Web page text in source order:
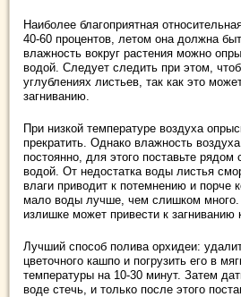
Наиболее благоприятная
40-60 процентов, летом она должна
влажность вокруг растения можно
водой. Следует следить при этом,
углублениях листьев, так как это
загниванию.
При низкой температуре воздуха
прекратить. Однако влажность
постоянно, для этого поставьте рядом
водой. От недостатка воды листья
влаги приводит к потемнению и порче
мало воды лучше, чем слишком много.
излишке может привести к загниванию
Лучший способ полива орхидеи:
цветочного кашпо и погрузить его в
температуры на 10-30 минут. Затем
воде стечь, и только после этого